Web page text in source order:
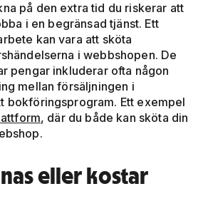
på den extra tid du riskerar att
i en begränsad tjänst. Ett
kan vara att sköta
i webbshopen. De
pengar inkluderar ofta någon
mellan försäljningen i
bokföringsprogram. Ett exempel
, där du både kan sköta din
eller kostar